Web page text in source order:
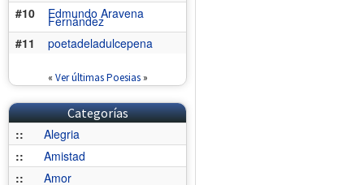
#10
Edmundo Aravena
Fernández
#11
poetadeladulcepena
« Ver últimas Poesias»
Categorías
::
Alegria
::
Amistad
::
Amor